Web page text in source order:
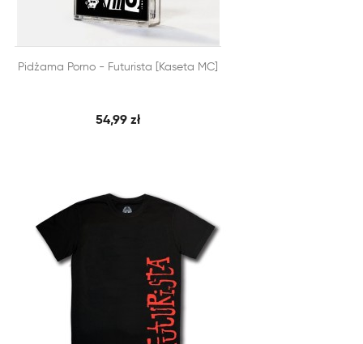
DODAJ DO KOSZYKASZYBKI PODGLĄD
Pidżama Porno - Futurista [Kaseta MC]
54,99 zł